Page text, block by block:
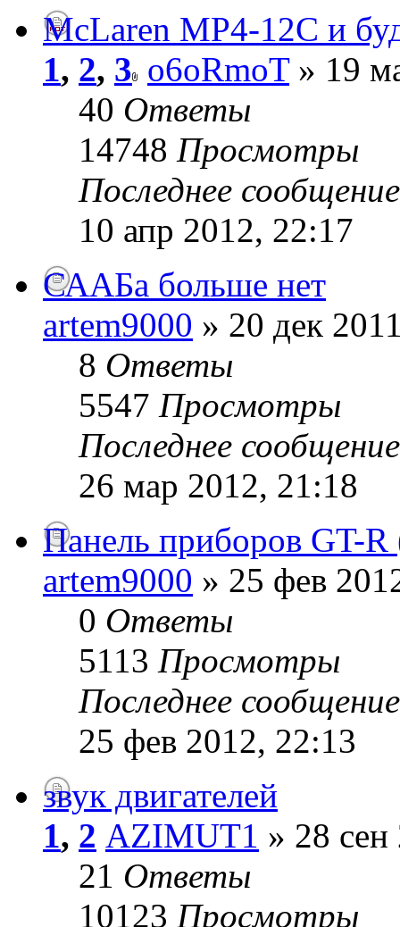
McLaren MP4-12C и
1, 2, 3 o6oRmoT» 19
40 Ответы
14748 Просмотры
Последнее
10 апр 2012, 22:17
СААБа больше нет
artem9000 » 20 дек
8 Ответы
5547 Просмотры
Последнее
26 мар 2012, 21:18
Панель приборов GT-
artem9000 » 25 фев
0 Ответы
5113 Просмотры
Последнее
25 фев 2012, 22:13
звук двигателей
1, 2 AZIMUT1 » 28
21 Ответы
10123 Просмотры